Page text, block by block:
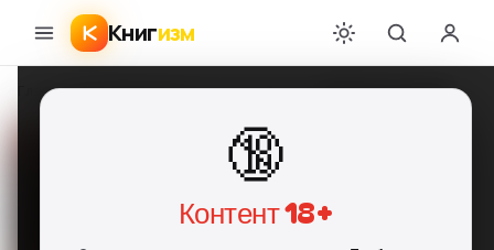
Книгизм
🔞
Контент 18+
Главная›Любовное фэнтези›Ксения Лестова›Развод по-русски
Развод по-русски
Ксения Лестова